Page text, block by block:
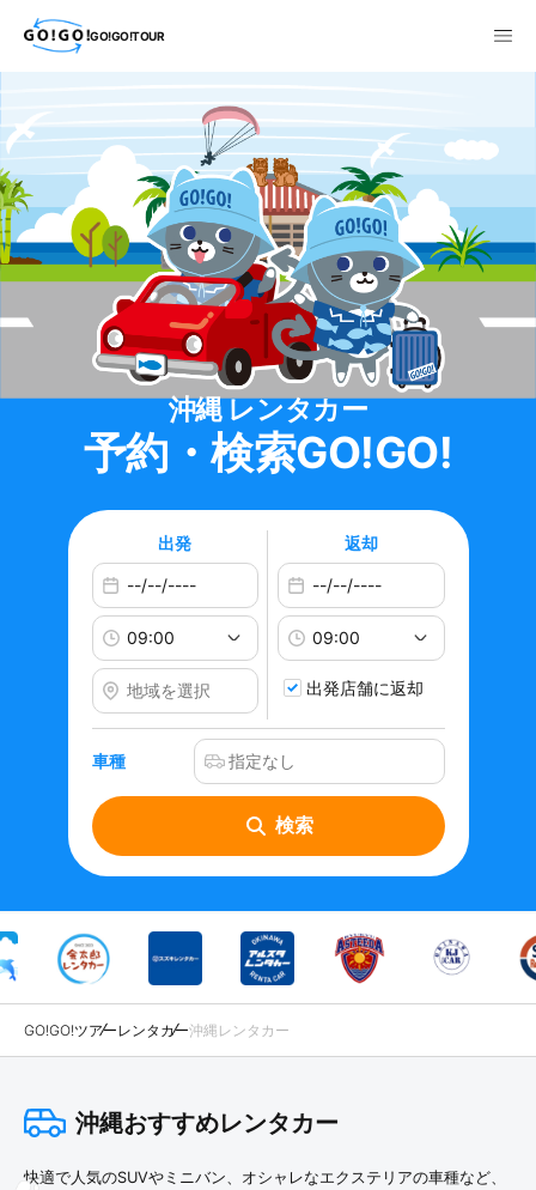
GO!GO!TOUR
沖縄 レンタカー
予約・検索GO!GO!
出発 返却
出発店舗に返却
車種
検索
GO!GO!ツアーレンタカー沖縄レンタカー
沖縄おすすめレンタカー
快適で人気のSUVやミニバン、オシャレなエクステリアの車種など、